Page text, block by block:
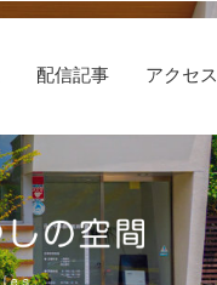
配信記事 アクセ